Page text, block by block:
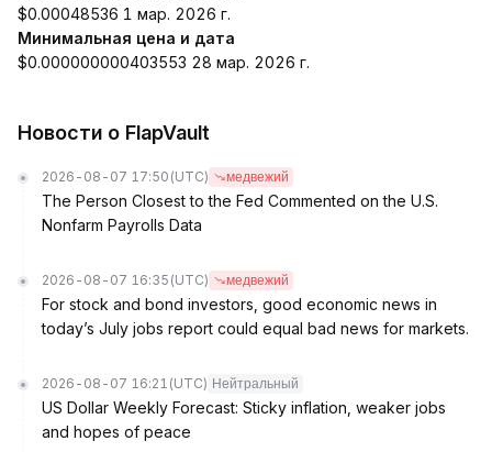
$0.00048536 1 мар. 2026 г.
Минимальная цена и дата
$0.000000000403553 28 мар. 2026 г.
Новости о FlapVault
2026-08-07 17:50 (UTC) медвежий
The Person Closest to the Fed Commented on the U.S.
Nonfarm Payrolls Data
2026-08-07 16:35 (UTC) медвежий
For stock and bond investors, good economic news in
today’s July jobs report could equal bad news for markets.
2026-08-07 16:21 (UTC) Нейтральный
US Dollar Weekly Forecast: Sticky inflation, weaker jobs
and hopes of peace